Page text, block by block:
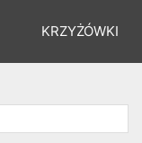
KRZYŻÓWKI